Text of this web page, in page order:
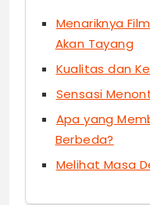
Menariknya
Akan Tayang
Kualitas dan
Sensasi
Apa yang
Berbeda?
Melihat Masa